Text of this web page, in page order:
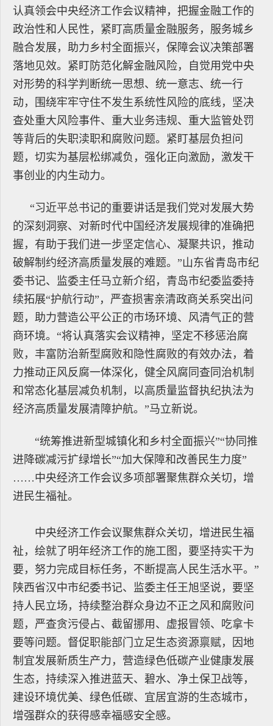
认真领会中央经济工作会议精神，把握金融工作的
政治性和人民性，紧盯高质量金融服务，服务城乡
融合发展，助力乡村全面振兴，保障会议决策部署
落地见效。紧盯防范化解金融风险，自觉用党中央
对形势的科学判断统一思想、统一意志、统一行
动，围绕牢牢守住不发生系统性风险的底线，坚决
查处重大风险事件、重大业务违规、重大监管处罚
等背后的失职渎职和腐败问题。紧盯基层负担问
题，切实为基层松绑减负，强化正向激励，激发干
事创业的内生动力。
“习近平总书记的重要讲话是我们党对发展大势
的深刻洞察、对新时代中国经济发展规律的准确把
握，有助于我们进一步坚定信心、凝聚共识，推动
破解制约经济高质量发展的难题。”山东省青岛市纪
委书记、监委主任马立新介绍，青岛市纪委监委持
续拓展“护航行动”，严查损害亲清政商关系突出问
题，助力营造公平公正的市场环境、风清气正的营
商环境。“将认真落实会议精神，坚定不移惩治腐
败，丰富防治新型腐败和隐性腐败的有效办法，着
力推动正风反腐一体深化，健全风腐同查同治机制
和常态化基层减负机制，以高质量监督执纪执法为
经济高质量发展清障护航。”马立新说。
“统筹推进新型城镇化和乡村全面振兴”“协同推
进降碳减污扩绿增长”“加大保障和改善民生力度”
……中央经济工作会议多项部署聚焦群众关切，增
进民生福祉。
中央经济工作会议聚焦群众关切，增进民生福
祉，绘就了明年经济工作的施工图，要坚持实干为
要，努力完成目标任务，不断提高人民生活水平。”
陕西省汉中市纪委书记、监委主任王旭坚说，要坚
持人民立场，持续整治群众身边不正之风和腐败问
题，严查贪污侵占、截留挪用、虚报冒领、吃拿卡
要等问题。督促职能部门立足生态资源禀赋，因地
制宜发展新质生产力，营造绿色低碳产业健康发展
生态，持续深入推进蓝天、碧水、净土保卫战等，
建设环境优美、绿色低碳、宜居宜游的生态城市，
增强群众的获得感幸福感安全感。